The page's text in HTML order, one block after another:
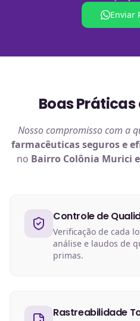
Enviar
Boas
Nosso compromisso com a
farmacêuticasseguros e
no Bairro Colônia Murici
Controle de
Verificação de cada
análise e laudos de
primas.
Rastreabilidade